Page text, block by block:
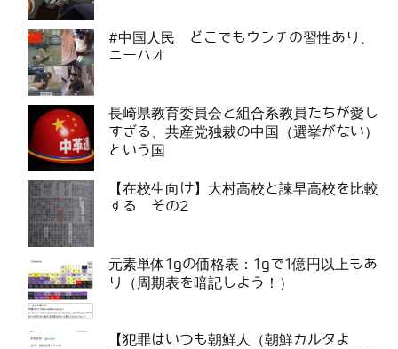
#中国人民 どこでもウンチの習性あり、
ニーハオ
長崎県教育委員会と組合系教員たちが愛し
すぎる、共産党独裁の中国（選挙がない）
という国
【在校生向け】大村高校と諫早高校を比較
する その2
元素単体1gの価格表：1gで1億円以上もあ
り（周期表を暗記しよう！）
【犯罪はいつも朝鮮人（朝鮮カルタよ